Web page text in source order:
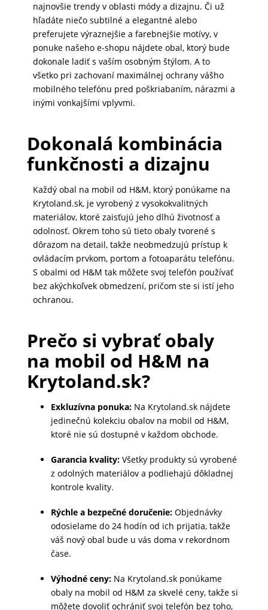
AUTOPRÍSLUŠENSTVO
HODINKY
PRÍSLUŠENSTVO
najnovšie trendy v oblasti módy a dizajnu. Či už
hľadáte niečo subtilné a elegantné alebo
preferujete výraznejšie a farebnejšie motívy, v
ponuke našeho e-shopu nájdete obal, ktorý bude
dokonale ladiť s vaším osobným štýlom. A to
všetko pri zachovaní maximálnej ochrany vášho
mobilného telefónu pred poškriabaním, nárazmi a
inými vonkajšími vplyvmi.
Dokonalá kombinácia
funkčnosti a dizajnu
Každý obal na mobil od H&M, ktorý ponúkame na
Krytoland.sk, je vyrobený z vysokokvalitných
materiálov, ktoré zaisťujú jeho dlhú životnosť a
odolnosť. Okrem toho sú tieto obaly tvorené s
dôrazom na detail, takže neobmedzujú prístup k
ovládacím prvkom, portom a fotoaparátu telefónu.
S obalmi od H&M tak môžete svoj telefón používať
bez akýchkoľvek obmedzení, pričom ste si istí jeho
ochranou.
Prečo si vybrať obaly
na mobil od H&M na
Krytoland.sk?
Exkluzívna ponuka:Na Krytoland.sk nájdete
jedinečnú kolekciu obalov na mobil od H&M,
ktoré nie sú dostupné v každom obchode.
Garancia kvality:Všetky produkty sú vyrobené
z odolných materiálov a podliehajú dôkladnej
kontrole kvality.
Rýchle a bezpečné doručenie:Objednávky
odosielame do 24 hodín od ich prijatia, takže
váš nový obal bude u vás doma v rekordnom
čase.
Výhodné ceny:Na Krytoland.sk ponúkame
obaly na mobil od H&M za skvelé ceny, takže si
môžete dovoliť ochrániť svoj telefón bez toho,